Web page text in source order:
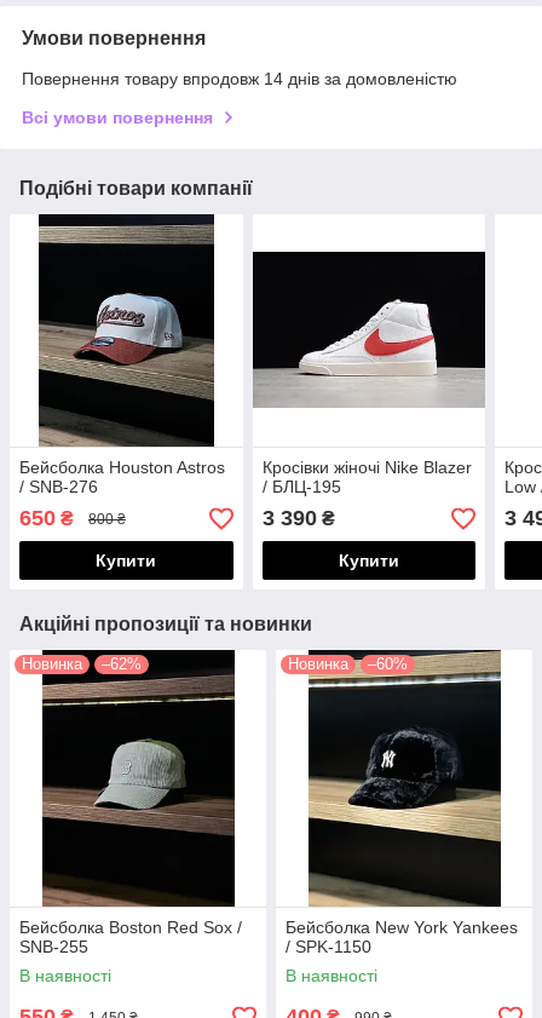
Умови повернення
Повернення товару впродовж 14 днів за домовленістю
Всі умови повернення
Подібні товари компанії
Бейсболка Houston Astros
/ SNB-276
650 ₴ 800 ₴
Купити
Кросівки жіночі Nike Blazer
/ БЛЦ-195
3 390₴
Купити
Low
3
Акційні пропозиції та новинки
Новинка –62%
Бейсболка Boston Red Sox /
SNB-255
В наявності
Новинка –60%
Бейсболка New York Yankees
/ SPK-1150
В наявності